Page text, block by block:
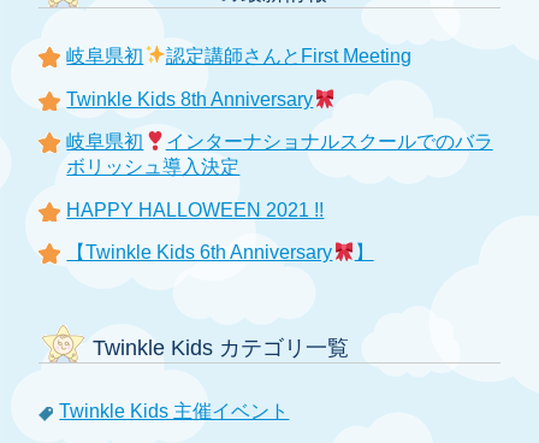
岐阜県初 認定講師さんとFirst Meeting
Twinkle Kids 8th Anniversary
岐阜県初
インターナショナルスクールでのバラ
ボリッシュ導入決定
HAPPY HALLOWEEN 2021 !!
【Twinkle Kids 6th Anniversary 】
Twinkle Kids カテゴリ一覧
Twinkle Kids 主催イベント